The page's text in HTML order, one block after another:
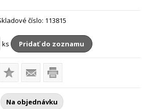
číslo: 113815
ks Pridať do zoznamu
Na objednávku